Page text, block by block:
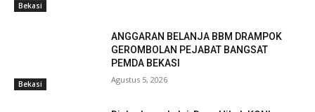
Bekasi
Bekasi
ANGGARAN BELANJA BBM DRAMPOK
GEROMBOLAN PEJABAT BANGSAT
PEMDA BEKASI
Agustus 5, 2026